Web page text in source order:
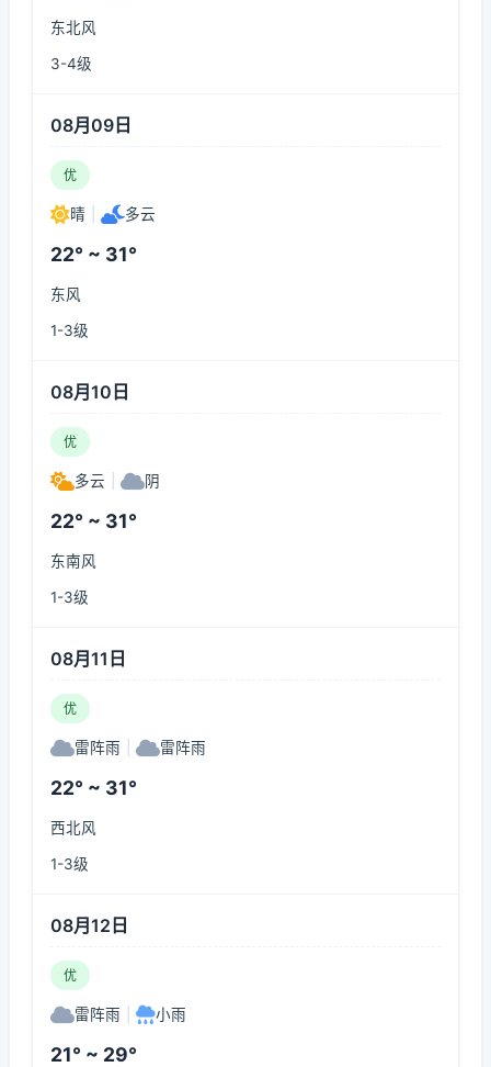
东北风
3-4级
08月09日
优
晴 多云
22° ~ 31°
东风
1-3级
08月10日
优
多云 阴
22° ~ 31°
东南风
1-3级
08月11日
优
雷阵雨 雷阵雨
22° ~ 31°
西北风
1-3级
08月12日
优
雷阵雨 小雨
21° ~ 29°